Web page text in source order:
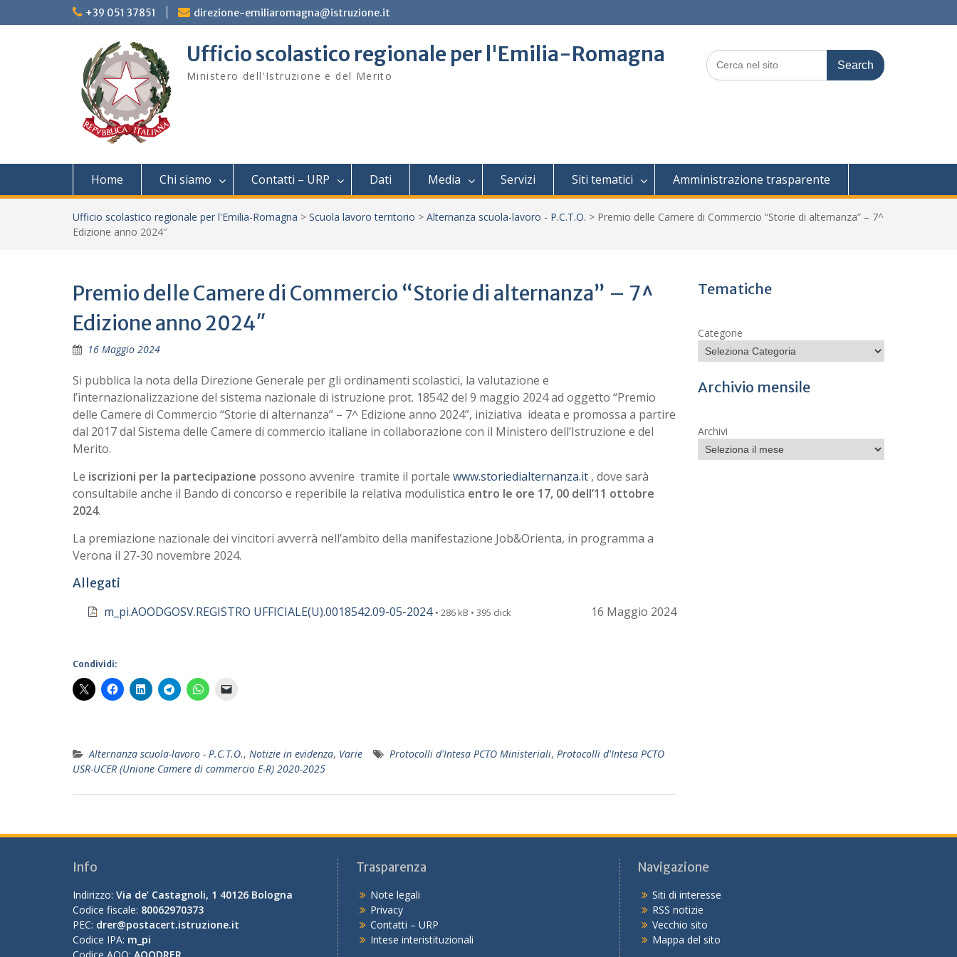
to
+39 051 37851 direzione-emiliaromagna@istruzione.it
Ufficio scolastico regionale per l'Emilia-Romagna
Ministero dell'Istruzione e del Merito
Search
for:
Home Chi siamo Contatti – URP Dati Media Servizi Siti tematici Amministrazione trasparente
Ufficio scolastico regionale per l'Emilia-Romagna > Scuola lavoro territorio > Alternanza scuola-lavoro - P.C.T.O. > Premio delle Camere di Commercio “Storie di alternanza” – 7^
Edizione anno 2024″
Premio delle Camere di Commercio “Storie di alternanza” – 7^
Edizione anno 2024″
16 Maggio 2024
Si pubblica la nota della Direzione Generale per gli ordinamenti scolastici, la valutazione e
l’internazionalizzazione del sistema nazionale di istruzione prot. 18542 del 9 maggio 2024 ad oggetto “Premio
delle Camere di Commercio “Storie di alternanza” – 7^ Edizione anno 2024”, iniziativa ideata e promossa a partire
dal 2017 dal Sistema delle Camere di commercio italiane in collaborazione con il Ministero dell’Istruzione e del
Merito.
Le iscrizioni per la partecipazione possono avvenire tramite il portale www.storiedialternanza.it , dove sarà
consultabile anche il Bando di concorso e reperibile la relativa modulistica entro le ore 17, 00 dell’11 ottobre
2024.
La premiazione nazionale dei vincitori avverrà nell’ambito della manifestazione Job&Orienta, in programma a
Verona il 27-30 novembre 2024.
Allegati
m_pi.AOODGOSV.REGISTRO UFFICIALE(U).0018542.09-05-2024 • 286 kB • 395 click 16 Maggio 2024
Condividi:
Alternanza scuola-lavoro - P.C.T.O., Notizie in evidenza, Varie Protocolli d'Intesa PCTO Ministeriali, Protocolli d'Intesa PCTO
USR-UCER (Unione Camere di commercio E-R) 2020-2025
Tematiche
Categorie
Archivio mensile
Archivi
Info
Indirizzo: Via de’ Castagnoli, 1 40126 Bologna
Codice fiscale: 80062970373
PEC: drer@postacert.istruzione.it
Codice IPA: m_pi
Trasparenza
Note legali
Privacy
Contatti – URP
Intese interistituzionali
Navigazione
Siti di interesse
RSS notizie
Vecchio sito
Mappa del sito